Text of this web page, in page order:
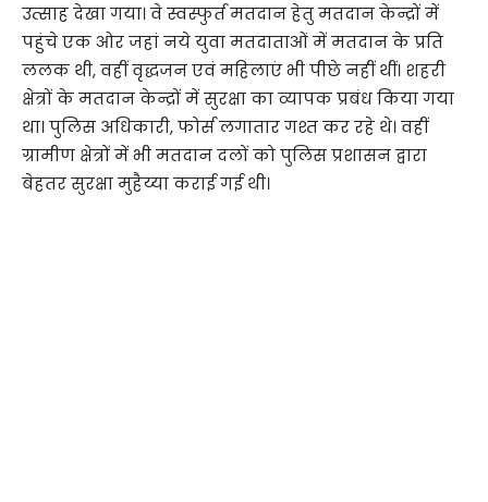
उत्साह देखा गया। वे स्वस्फुर्त मतदान हेतु मतदान केन्द्रों में
पहुंचे एक ओर जहां नये युवा मतदाताओं में मतदान के प्रति
ललक थी, वहीं वृद्धजन एवं महिलाएं भी पीछे नहीं थीं। शहरी
क्षेत्रों के मतदान केन्द्रों में सुरक्षा का व्यापक प्रबंध किया गया
था। पुलिस अधिकारी, फोर्स लगातार गश्त कर रहे थे। वहीं
ग्रामीण क्षेत्रों में भी मतदान दलों को पुलिस प्रशासन द्वारा
बेहतर सुरक्षा मुहैय्या कराई गई थी।